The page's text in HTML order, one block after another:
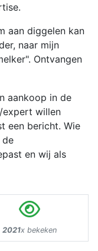
aan diggelen kan
naar mijn
Ontvangen
aankoop in de
expert willen
een bericht. Wie
de
en wij als
2021x bekeken